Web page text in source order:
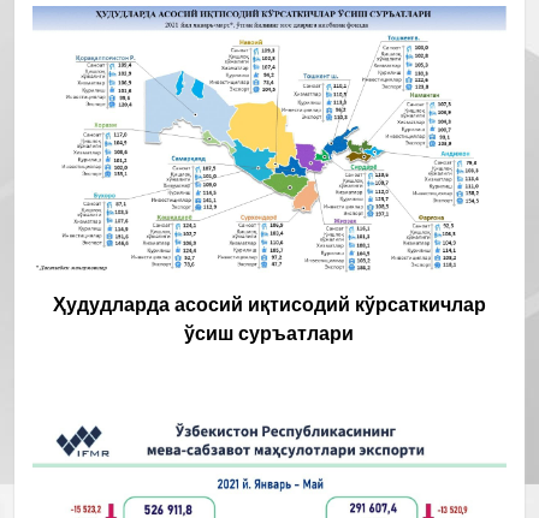
Ҳудудларда асосий иқтисодий кўрсаткичлар
ўсиш суръатлари